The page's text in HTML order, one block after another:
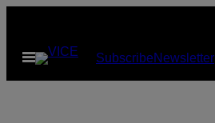
content
Open
Menu
SubscribeNewsletter